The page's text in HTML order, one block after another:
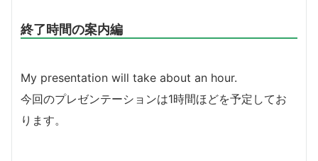
終了時間の案内編
My presentation will take about an hour.
今回のプレゼンテーションは1時間ほどを予定してお
ります。